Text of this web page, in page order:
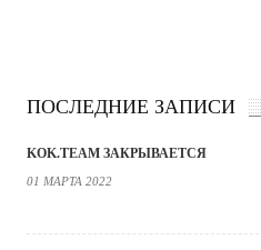
ПОСЛЕДНИЕ ЗАПИСИ
KOK.TEAM ЗАКРЫВАЕТСЯ
01 МАРТА 2022